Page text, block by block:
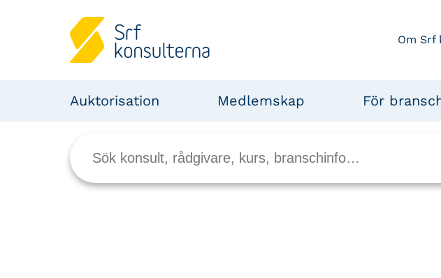
Om Srf
Auktorisation Medlemskap För